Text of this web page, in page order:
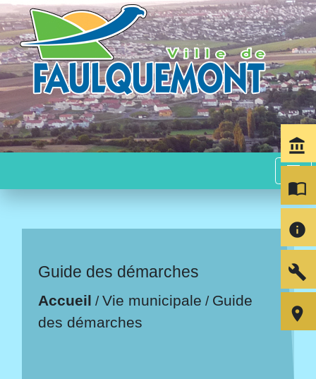
menu
Guide des démarches
Accueil /Vie municipale / Guide
des démarches
account_balance
import_contacts
info
build
room